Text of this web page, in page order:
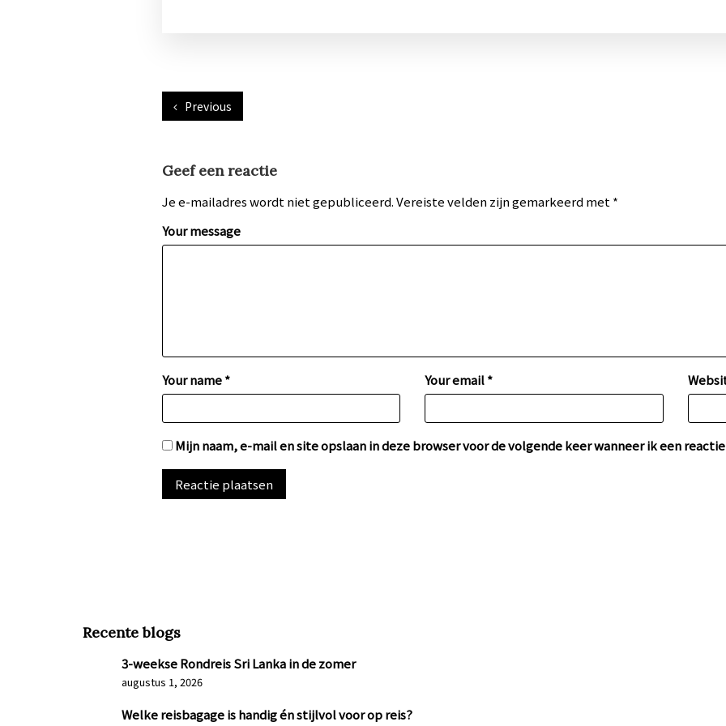
Previous
Geef een reactie
Je e-mailadres wordt niet gepubliceerd.Vereiste velden zijn gemarkeerd met *
Your message
Your name * Your email *
Mijn naam, e-mail en site opslaan in deze browser voor de volgende keer wanneer ik een
Recente blogs
3-weekse Rondreis Sri Lanka in de zomer
augustus 1, 2026
Welke reisbagage is handig én stijlvol voor op reis?